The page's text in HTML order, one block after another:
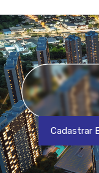
Cadastrar